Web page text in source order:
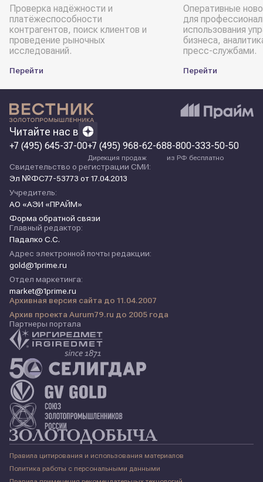
Проверка надёжности и
платёжеспособности
контрагентов, поиск клиентов и
проведение рыночных
исследований.
Перейти
Оперативные
для
использования
бизнеса,
пресс-службами.
Перейти
Читайте нас в
+7 (495) 645-37-00+7 (495) 968-62-68
Дирекция продаж
8-800-333-50-50
из РФ бесплатно
Свидетельство о регистрации СМИ:
Эл №ФС77-53773 от 17.04.2013
Учредитель:
АО «АЭИ «ПРАЙМ»
Форма обратной связи
Главный редактор:
Падалко С.С.
Адрес электронной почты редакции:
gold@1prime.ru
Отдел маркетинга:
market@1prime.ru
Архивная версия сайта до 11.04.2007
Архив проекта Aurum79.ru до 2005 года
Партнеры портала
Правила цитирования и использования материалов
Политика работы с персональными данными